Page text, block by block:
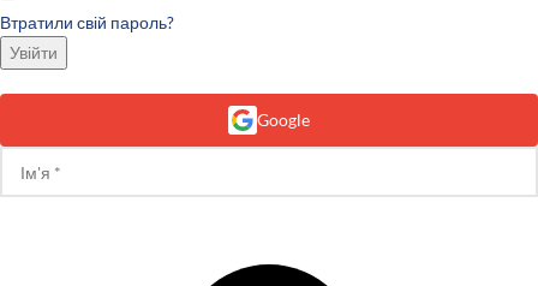
Втратили свій пароль?
Увійти
Google